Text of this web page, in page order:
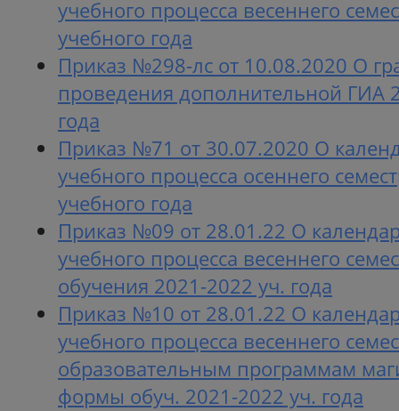
учебного процесса весеннего
учебного года
Приказ №298-лс от 10.08.2020 О
проведения дополнительной ГИА
года
Приказ №71 от 30.07.2020 О
учебного процесса осеннего
учебного года
Приказ №09 от 28.01.22 О
учебного процесса весеннего
обучения 2021-2022 уч. года
Приказ №10 от 28.01.22 О
учебного процесса весеннего
образовательным программам
формы обуч. 2021-2022 уч. года